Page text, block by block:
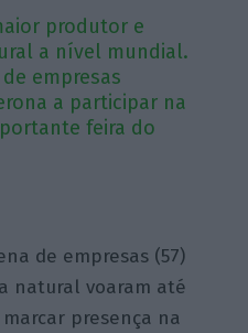
produtor e
a nível mundial.
empresas
a participar na
feira do
de empresas (57)
natural voaram até
presença na